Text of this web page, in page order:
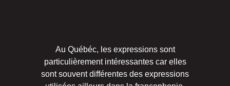
Au Québéc, les expressions sont
particulièrement intéressantes car elles
sont souvent différentes des expressions